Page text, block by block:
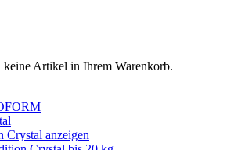
keine Artikel in Ihrem Warenkorb.
Crystal anzeigen